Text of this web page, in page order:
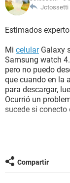
Jctossetti
Estimados
Mi celularGalaxy
Samsung watch
pero no puedo
que cuando en la
para descargar,
Ocurrió un
sucede si
Probé
Alguna idea¿
Compartir